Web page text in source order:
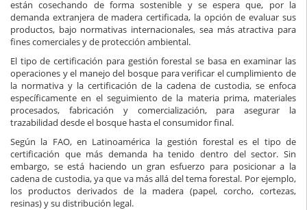
están cosechando de forma sostenible y se espera que, por la
demanda extranjera de madera certificada, la opción de evaluar sus
productos, bajo normativas internacionales, sea más atractiva para
fines comerciales y de protección ambiental.
El tipo de certificación para gestión forestal se basa en examinar las
operaciones y el manejo del bosque para verificar el cumplimiento de
la normativa y la certificación de la cadena de custodia, se enfoca
específicamente en el seguimiento de la materia prima, materiales
procesados, fabricación y comercialización, para asegurar la
trazabilidad desde el bosque hasta el consumidor final.
Según la FAO, en Latinoamérica la gestión forestal es el tipo de
certificación que más demanda ha tenido dentro del sector. Sin
embargo, se está haciendo un gran esfuerzo para posicionar a la
cadena de custodia, ya que va más allá del tema forestal. Por ejemplo,
los productos derivados de la madera (papel, corcho, cortezas,
resinas) y su distribución legal.